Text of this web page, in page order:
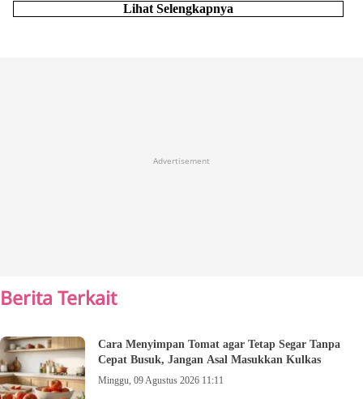
Lihat Selengkapnya
Advertisement
Berita Terkait
Cara Menyimpan Tomat agar Tetap Segar Tanpa
Cepat Busuk, Jangan Asal Masukkan Kulkas
Minggu, 09 Agustus 2026 11:11